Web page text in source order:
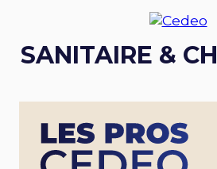
SANITAIRE &